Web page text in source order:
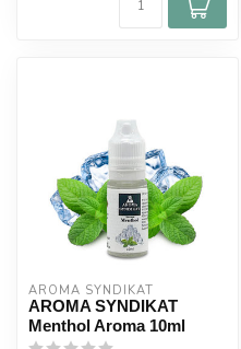
AROMA SYNDIKAT
AROMA SYNDIKAT
Menthol Aroma 10ml